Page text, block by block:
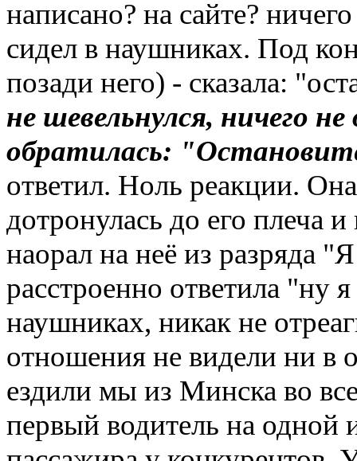
написано? на сайте?
сидел в наушниках. Под
позади него) - сказала:
не шевельнулся, ничего
обратилась:
ответил. Ноль реакции.
дотронулась до его плеча
наорал на неё из
расстроенно ответила "ну
наушниках, никак не
отношения не видели ни в
ездили мы из Минска во
первый водитель на одной